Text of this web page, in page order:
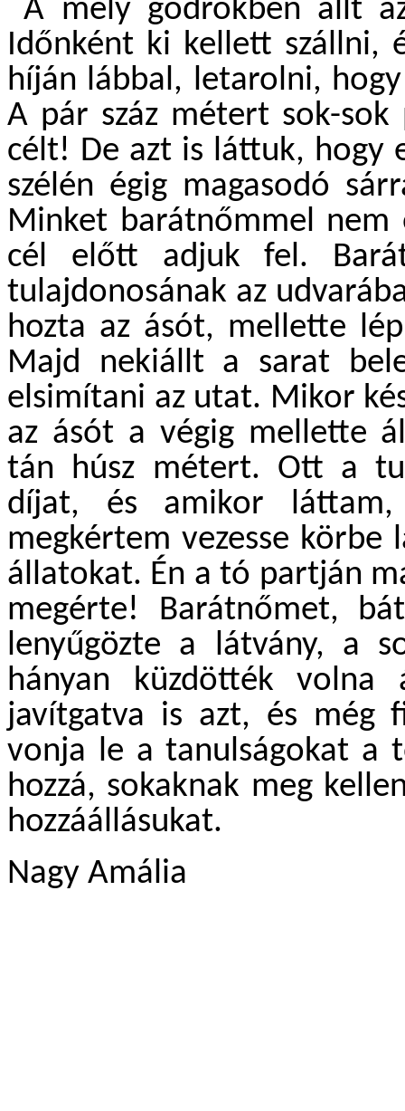
A mély gödrökben állt
Időnként ki kellett szállni,
híján lábbal, letarolni,
A pár száz métert sok-
célt! De azt is láttuk, hogy
szélén égig magasodó
Minket barátnőmmel
cél előtt adjuk fel.
tulajdonosának az
hozta az ásót, mellette
Majd nekiállt a sarat
elsimítani az utat. Mikor
az ásót a végig mellette
tán húsz métert. Ott a
díjat, és amikor láttam,
megkértem vezesse
állatokat. Én a tó partján
megérte! Barátnőmet,
lenyűgözte a látvány, a
hányan küzdötték
javítgatva is azt, és még
vonja le a tanulságokat a
hozzá, sokaknak meg
hozzáállásukat.
Nagy Amália